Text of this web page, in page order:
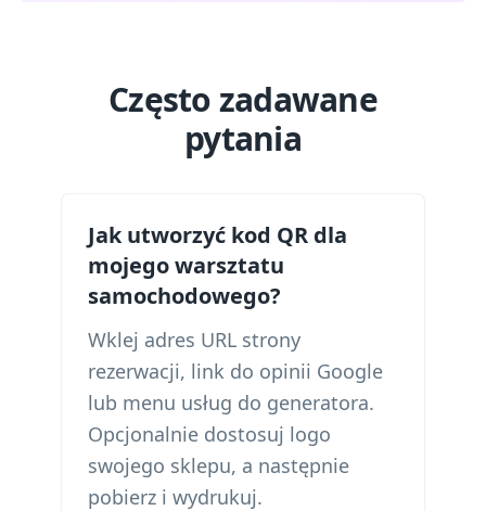
Często zadawane
pytania
Jak utworzyć kod QR dla
mojego warsztatu
samochodowego?
Wklej adres URL strony
rezerwacji, link do opinii Google
lub menu usług do generatora.
Opcjonalnie dostosuj logo
swojego sklepu, a następnie
pobierz i wydrukuj.